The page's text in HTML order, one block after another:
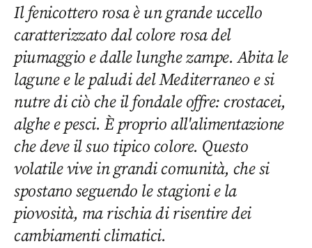
Il fenicottero rosa è un grande uccello
caratterizzato dal colore rosa del
piumaggio e dalle lunghe zampe. Abita le
lagune e le paludi del Mediterraneo e si
nutre di ciò che il fondale offre: crostacei,
alghe e pesci. È proprio all'alimentazione
che deve il suo tipico colore. Questo
volatile vive in grandi comunità, che si
spostano seguendo le stagioni e la
piovosità, ma rischia di risentire dei
cambiamenti climatici.